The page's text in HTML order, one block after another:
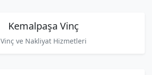
Kemalpaşa Vinç
Vinç ve Nakliyat Hizmetleri